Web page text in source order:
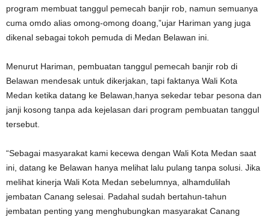
program membuat tanggul pemecah banjir rob, namun semuanya
cuma omdo alias omong-omong doang,”ujar Hariman yang juga
dikenal sebagai tokoh pemuda di Medan Belawan ini.
Menurut Hariman, pembuatan tanggul pemecah banjir rob di
Belawan mendesak untuk dikerjakan, tapi faktanya Wali Kota
Medan ketika datang ke Belawan,hanya sekedar tebar pesona dan
janji kosong tanpa ada kejelasan dari program pembuatan tanggul
tersebut.
“Sebagai masyarakat kami kecewa dengan Wali Kota Medan saat
ini, datang ke Belawan hanya melihat lalu pulang tanpa solusi. Jika
melihat kinerja Wali Kota Medan sebelumnya, alhamdulilah
jembatan Canang selesai. Padahal sudah bertahun-tahun
jembatan penting yang menghubungkan masyarakat Canang